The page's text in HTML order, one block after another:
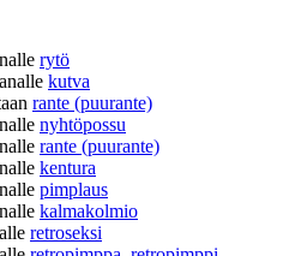
rytö
kutva
rante (puurante)
nyhtöpossu
rante (puurante)
kentura
pimplaus
kalmakolmio
retroseksi